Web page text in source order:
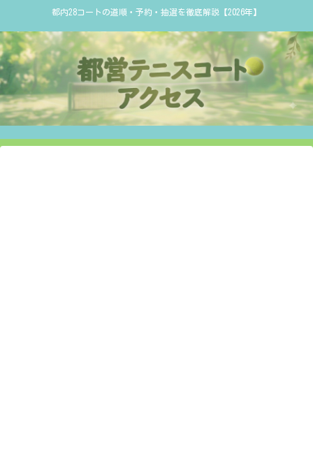
都内28コートの道順・予約・抽選を徹底解説【2026年】